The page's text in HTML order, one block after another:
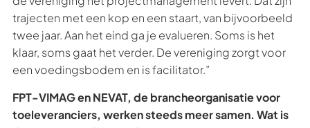
trajecten met een kop en een staart, van bijvoorbeeld
twee jaar. Aan het eind ga je evalueren. Soms is het
klaar, soms gaat het verder. De vereniging zorgt voor
een voedingsbodem en is facilitator.”
FPT-VIMAG en NEVAT, de brancheorganisatie voor
toeleveranciers, werken steeds meer samen. Wat is